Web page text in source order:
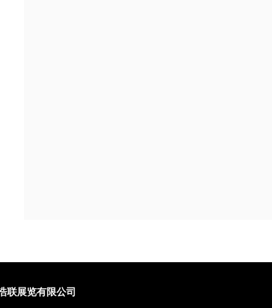
联展览有限公司